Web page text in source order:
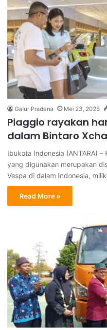
Galur Pradana Mei 23, 2025
Piaggio rayakan
dalam Bintaro
Ibukota Indonesia (ANTARA)
yang digunakan merupakan
Vespa di dalam Indonesia,
Read More »